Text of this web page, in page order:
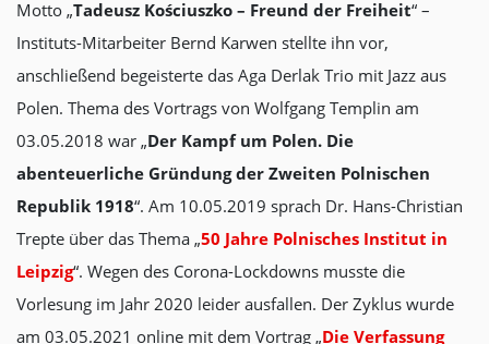
Motto „Tadeusz Kościuszko – Freund der Freiheit“ –
Instituts-Mitarbeiter Bernd Karwen stellte ihn vor,
anschließend begeisterte das Aga Derlak Trio mit Jazz aus
Polen. Thema des Vortrags von Wolfgang Templin am
03.05.2018 war „Der Kampf um Polen. Die
abenteuerliche Gründung der Zweiten Polnischen
Republik 1918“. Am 10.05.2019 sprach Dr. Hans-Christian
Trepte über das Thema „50 Jahre Polnisches Institut in
Leipzig“. Wegen des Corona-Lockdowns musste die
Vorlesung im Jahr 2020 leider ausfallen. Der Zyklus wurde
am 03.05.2021 online mit dem Vortrag „Die Verfassung